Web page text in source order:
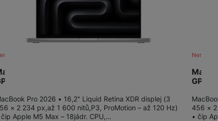
Pro 16" M5 Max 18-CPU/32-
36GB/2TB/S
skladem
Pro 2026 • 16,2" Liquid Retina XDR displej (3
× 2 234 px,až 1 600 nitů,P3, ProMotion – až 120 Hz)
čip Apple M5 Max – 18jádr. CPU,…
GPU/
Není
456 ×
• čip